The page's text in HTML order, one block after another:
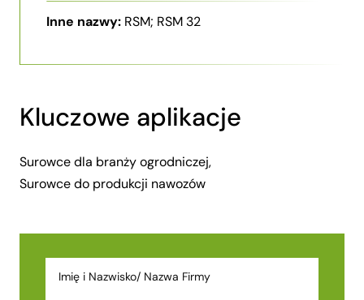
Inne nazwy: RSM; RSM 32
Kluczowe aplikacje
Surowce dla branży ogrodniczej,
Surowce do produkcji nawozów